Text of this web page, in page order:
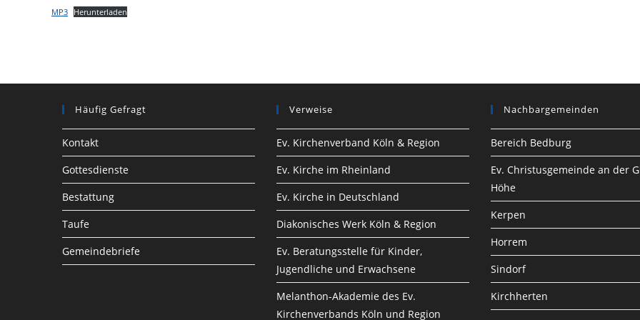
MP3 Herunterladen
Häufig Gefragt
Kontakt
Gottesdienste
Bestattung
Taufe
Gemeindebriefe
Verweise
Ev. Kirchenverband Köln & Region
Ev. Kirche im Rheinland
Ev. Kirche in Deutschland
Diakonisches Werk Köln & Region
Ev. Beratungsstelle für Kinder,
Jugendliche und Erwachsene
Melanthon-Akademie des Ev.
Kirchenverbands Köln und Region
Nachbargemeinden
Bereich Bedburg
Ev. Christusgemeinde an der
Höhe
Kerpen
Horrem
Sindorf
Kirchherten